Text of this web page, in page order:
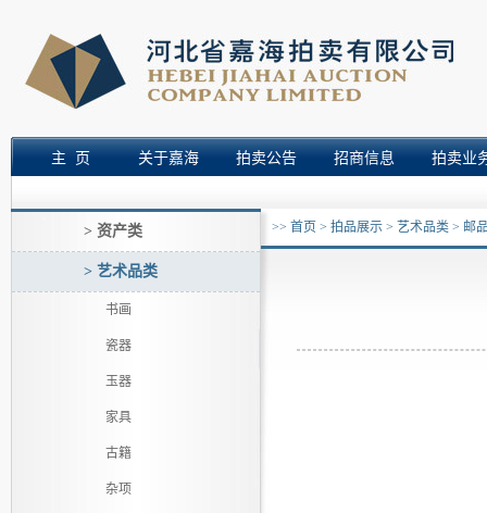
主 页 关于嘉海 拍卖公告 招商信息 拍卖业
> 资产类
> 艺术品类
书画
瓷器
玉器
家具
古籍
杂项
>> 首页 > 拍品展示 > 艺术品类 > 邮